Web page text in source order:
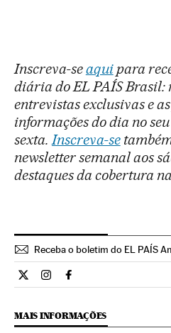
Inscreva-seaquipara
diária do EL PAÍS Brasil:
entrevistas exclusivas e
informações do dia no
sexta. Inscreva-se
newsletter semanal aos
destaques da cobertura
Receba o boletim do EL PAÍS
Opiniao El País Brasil en Twitter
Opiniao El País Brasil en
Opiniao El País
MAIS INFORMAÇÕES